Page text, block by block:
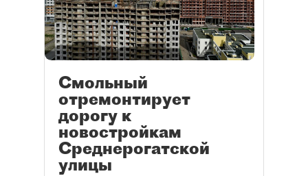
Смольный
отремонтирует
дорогу к
новостройкам
Среднерогатской
улицы